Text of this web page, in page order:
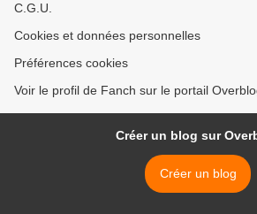
C.G.U.
Cookies et données personnelles
Préférences cookies
Voir le profil de Fanch sur le portail
Créer un blog sur
Créer un blog